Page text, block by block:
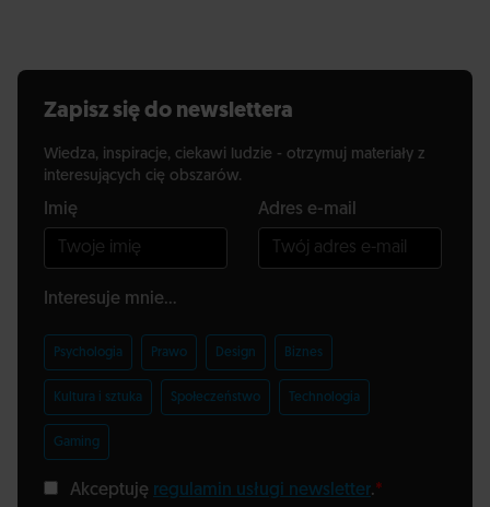
Zapisz się do newslettera
Wiedza, inspiracje, ciekawi ludzie - otrzymuj materiały z
interesujących cię obszarów.
Imię Adres e-mail
Interesuje mnie...
Psychologia Prawo Design Biznes
Kultura i sztuka Społeczeństwo Technologia
Gaming
Akceptuję regulamin usługi newsletter.*